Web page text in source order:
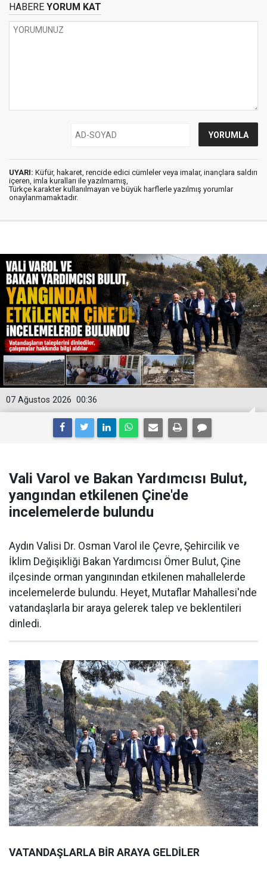
HABERE YORUM KAT
UYARI: Küfür, hakaret, rencide edici cümleler veya imalar, inançlara saldırı
içeren, imla kuralları ile yazılmamış,
Türkçe karakter kullanılmayan ve büyük harflerle yazılmış yorumlar
onaylanmamaktadır.
00:36
07 Ağustos 2026
Vali Varol ve Bakan Yardımcısı Bulut,
yangından etkilenen Çine'de
incelemelerde bulundu
Aydın Valisi Dr. Osman Varol ile Çevre, Şehircilik ve
İklim Değişikliği Bakan Yardımcısı Ömer Bulut, Çine
ilçesinde orman yangınından etkilenen mahallelerde
incelemelerde bulundu. Heyet, Mutaflar Mahallesi'nde
vatandaşlarla bir araya gelerek talep ve beklentileri
dinledi.
VATANDAŞLARLA BİR ARAYA GELDİLER